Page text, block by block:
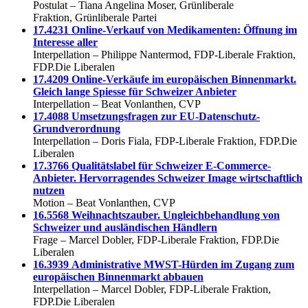
Postulat – Tiana Angelina Moser, Grünliberale
Fraktion, Grünliberale Partei
17.4231 Online-Verkauf von Medikamenten: Öffnung im
Interesse aller
Interpellation – Philippe Nantermod, FDP-Liberale Fraktion,
FDP.Die Liberalen
17.4209 Online-Verkäufe im europäischen Binnenmarkt.
Gleich lange Spiesse für Schweizer Anbieter
Interpellation – Beat Vonlanthen, CVP
17.4088 Umsetzungsfragen zur EU-Datenschutz-
Grundverordnung
Interpellation – Doris Fiala, FDP-Liberale Fraktion, FDP.Die
Liberalen
17.3766 Qualitätslabel für Schweizer E-Commerce-
Anbieter. Hervorragendes Schweizer Image wirtschaftlich
nutzen
Motion – Beat Vonlanthen, CVP
16.5568 Weihnachtszauber. Ungleichbehandlung von
Schweizer und ausländischen Händlern
Frage – Marcel Dobler, FDP-Liberale Fraktion, FDP.Die
Liberalen
16.3939 Administrative MWST-Hürden im Zugang zum
europäischen Binnenmarkt abbauen
Interpellation – Marcel Dobler, FDP-Liberale Fraktion,
FDP.Die Liberalen